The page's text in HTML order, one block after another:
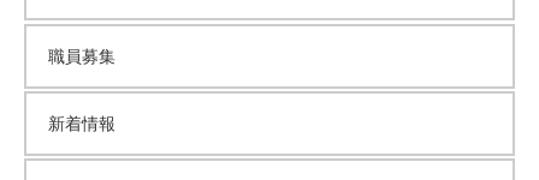
職員募集
新着情報